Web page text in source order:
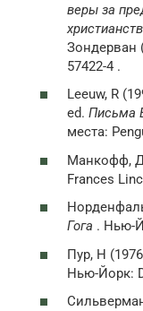
веры за
Зондерван
57422-4 .
Leeuw, R
ed. Письма
места:
Манкофф,
Frances
Гога . Нью-
Пур, H
Нью-Йорк: